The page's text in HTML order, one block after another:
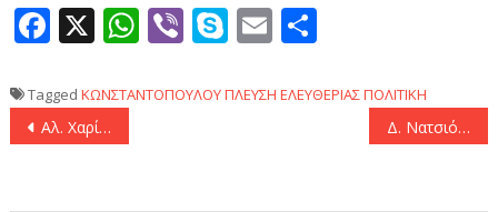
Facebook
X WhatsApp
ViberSkype
Email
Tagged ΚΩΝΣΤΑΝΤΟΠΟΥΛΟΥΠΛΕΥΣΗ ΕΛΕΥΘΕΡΙΑΣΠΟΛΙΤΙΚΗ
Πλοήγηση
Αλ. Χαρίτσης: «Ο προϋπολογισμός του 2025 είναι μνημονιακής λογικής, χωρίς να έχουμε μνημόνιο» Δ. Νατσιός: «Έχετε δημιουργήσει μια κοινωνία του ενός τρίτου που μπορεί και μία των δύο τρίτων που δεν μπορεί»